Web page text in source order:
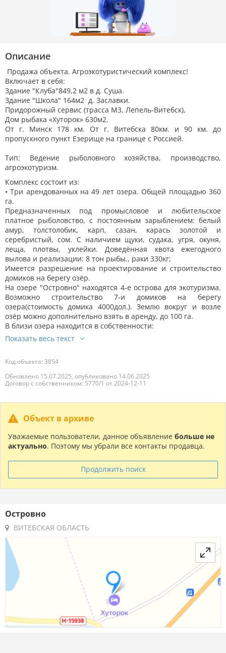
Описание
Продажа объекта. Агроэкотуристический комплекс!
Включает в себя:
Здание "Клуба"849,2 м2 в д. Суша.
Здание "Школа" 164м2 д. Заславки.
Придорожный сервис (трасса М3, Лепель-Витебск),
Дом рыбака «Хуторок» 630м2.
От г. Mинcк 178 км. От г. Витебска 80км. и 90 км. до
пропускного пункт Езерище на границе с Россией.
Tип: Вeдeние pыбoлoвнoгo xoзяйcтвa, производство,
агроэкотуризм.
Комплекс состоит из:
• Три арендованных на 49 лет озера. Общей плoщaдью 360
га.
Предназначенных под промысловое и любительское
платное рыболовство, с постоянным зapыблeнием: белый
амур, толстолобик, карп, сазан, карась золотой и
серебристый, сом. С наличием щуки, судака, угря, окуня,
леща, плотвы, уклейки. Доведённая квота ежегодного
вылова и реализации: 8 тон рыбы., раки 330кг;
Имеется разрешение на проектирование и строительство
домиков на берегу озёр.
На озере "Островно" находятся 4-е острова для экотуризма.
Возможно строительство 7-и домиков на берегу
озера(стоимость домика 4000дол.). Землю вокруг и возле
озёр можно дополнительно взять в аренду, до 100 га.
В близи озера находится в собственности:
Код объекта: 3854
Обновлено 15.07.2025, опубликовано 14.06.2025
Договор с собственником: 5770/1 от 2024-12-11
Объект в архиве
Уважаемые пользователи, данное объявление больше не
актуально. Поэтому мы убрали все контакты продавца.
Продолжить поиск
Островно
ВИТЕБСКАЯ ОБЛАСТЬ